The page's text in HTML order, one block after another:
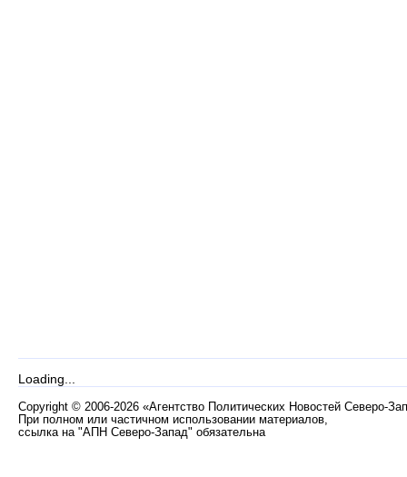
Loading...
Copyright © 2006-2026 «Агентство Политических Новостей Северо-
При полном или частичном использовании материалов,
ссылка на "АПН Северо-Запад" обязательна